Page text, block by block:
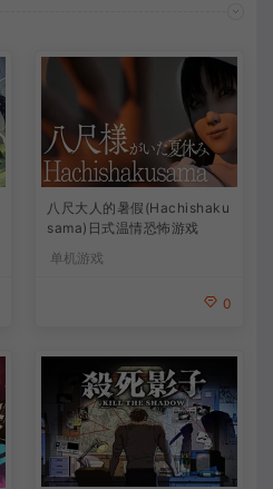
八尺大人的暑假(Hachishaku
sama)日式温情恐怖游戏
单机游戏
0